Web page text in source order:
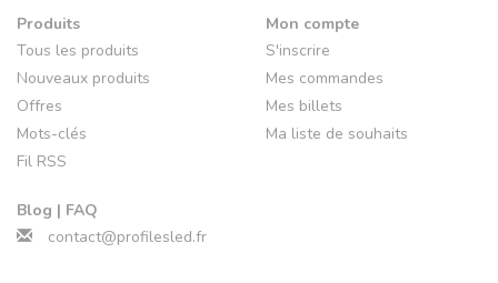
Produits
Tous les produits
Nouveaux produits
Offres
Mots-clés
Fil RSS
Blog | FAQ
Mon compte
S'inscrire
Mes commandes
Mes billets
Ma liste de souhaits
contact@profilesled.fr